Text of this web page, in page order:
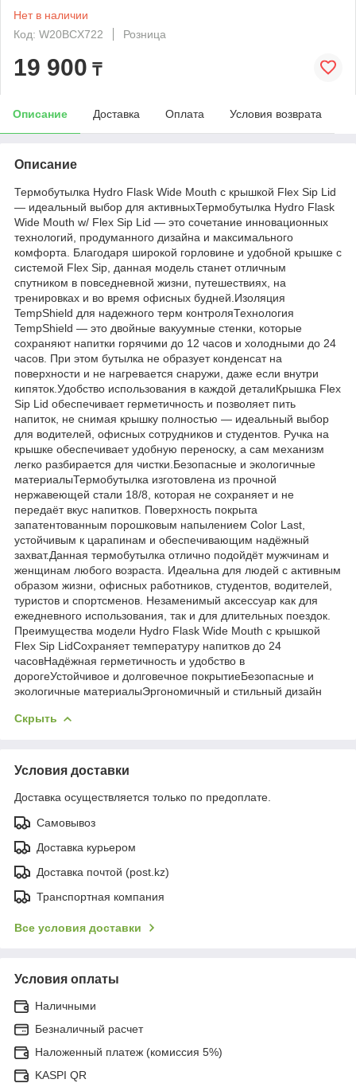
Нет в наличии
Код: W20BCX722
Розница
19 900 ₸
Описание Доставка Оплата Условия возврата
Описание
Термобутылка Hydro Flask Wide Mouth с крышкой Flex Sip Lid
— идеальный выбор для активныхТермобутылка Hydro Flask
Wide Mouth w/ Flex Sip Lid — это сочетание инновационных
технологий, продуманного дизайна и максимального
комфорта. Благодаря широкой горловине и удобной крышке с
системой Flex Sip, данная модель станет отличным
спутником в повседневной жизни, путешествиях, на
тренировках и во время офисных будней.Изоляция
TempShield для надежного терм контроляТехнология
TempShield — это двойные вакуумные стенки, которые
сохраняют напитки горячими до 12 часов и холодными до 24
часов. При этом бутылка не образует конденсат на
поверхности и не нагревается снаружи, даже если внутри
кипяток.Удобство использования в каждой деталиКрышка Flex
Sip Lid обеспечивает герметичность и позволяет пить
напиток, не снимая крышку полностью — идеальный выбор
для водителей, офисных сотрудников и студентов. Ручка на
крышке обеспечивает удобную переноску, а сам механизм
легко разбирается для чистки.Безопасные и экологичные
материалыТермобутылка изготовлена из прочной
нержавеющей стали 18/8, которая не сохраняет и не
передаёт вкус напитков. Поверхность покрыта
запатентованным порошковым напылением Color Last,
устойчивым к царапинам и обеспечивающим надёжный
захват.Данная термобутылка отлично подойдёт мужчинам и
женщинам любого возраста. Идеальна для людей с активным
образом жизни, офисных работников, студентов, водителей,
туристов и спортсменов. Незаменимый аксессуар как для
ежедневного использования, так и для длительных поездок.
Преимущества модели Hydro Flask Wide Mouth с крышкой
Flex Sip LidСохраняет температуру напитков до 24
часовНадёжная герметичность и удобство в
дорогеУстойчивое и долговечное покрытиеБезопасные и
экологичные материалыЭргономичный и стильный дизайн
Скрыть
Условия доставки
Доставка осуществляется только по предоплате.
Самовывоз
Доставка курьером
Доставка почтой (post.kz)
Транспортная компания
Все условия доставки
Условия оплаты
Наличными
Безналичный расчет
Наложенный платеж (комиссия 5%)
KASPI QR